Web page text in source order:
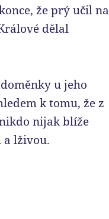
že prý učil na
dělal
u jeho
k tomu, že z
nijak blíže
lživou.